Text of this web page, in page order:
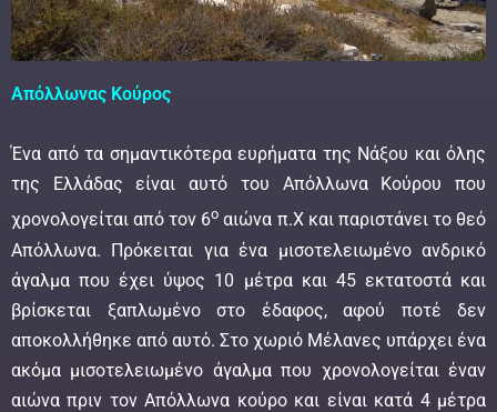
Απόλλωνας Κούρος
Ένα από τα σημαντικότερα ευρήματα της Νάξου και όλης
της Ελλάδας είναι αυτό του Απόλλωνα Κούρου που
χρονολογείται από τον 6ο αιώνα π.Χ και παριστάνει το θεό
Απόλλωνα. Πρόκειται για ένα μισοτελειωμένο ανδρικό
άγαλμα που έχει ύψος 10 μέτρα και 45 εκτατοστά και
βρίσκεται ξαπλωμένο στο έδαφος, αφού ποτέ δεν
αποκολλήθηκε από αυτό. Στο χωριό Μέλανες υπάρχει ένα
ακόμα μισοτελειωμένο άγαλμα που χρονολογείται έναν
αιώνα πριν τον Απόλλωνα κούρο και είναι κατά 4 μέτρα